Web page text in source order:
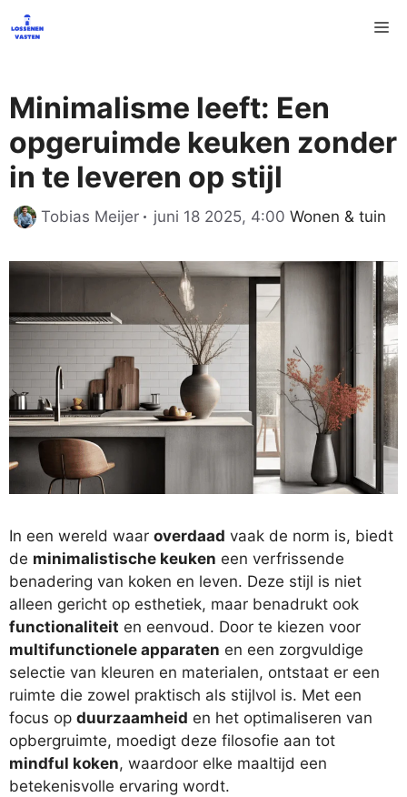
naar
Minimalisme leeft: Een
opgeruimde keuken zonder
in te leveren op stijl
Tobias Meijer juni 18 2025, 4:00 Categorieën
Wonen & tuin
In een wereld waar overdaad vaak de norm is, biedt
de minimalistische keuken een verfrissende
benadering van koken en leven. Deze stijl is niet
alleen gericht op esthetiek, maar benadrukt ook
functionaliteit en eenvoud. Door te kiezen voor
multifunctionele apparaten en een zorgvuldige
selectie van kleuren en materialen, ontstaat er een
ruimte die zowel praktisch als stijlvol is. Met een
focus op duurzaamheid en het optimaliseren van
opbergruimte, moedigt deze filosofie aan tot
mindful koken, waardoor elke maaltijd een
betekenisvolle ervaring wordt.